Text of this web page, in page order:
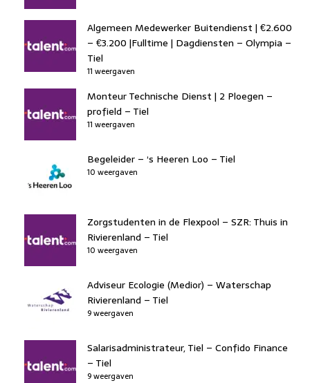
Algemeen Medewerker Buitendienst | €2.600
– €3.200 |Fulltime | Dagdiensten – Olympia –
Tiel
11 weergaven
Monteur Technische Dienst | 2 Ploegen –
profield – Tiel
11 weergaven
Begeleider – ‘s Heeren Loo – Tiel
10 weergaven
Zorgstudenten in de Flexpool – SZR: Thuis in
Rivierenland – Tiel
10 weergaven
Adviseur Ecologie (Medior) – Waterschap
Rivierenland – Tiel
9 weergaven
Salarisadministrateur, Tiel – Confido Finance
– Tiel
9 weergaven